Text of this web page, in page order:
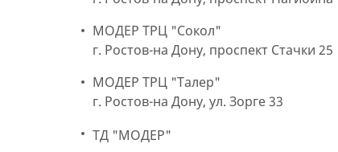
МОДЕР ТРЦ "Сокол"
г. Ростов-на Дону, проспект Стачки 25
МОДЕР ТРЦ "Талер"
г. Ростов-на Дону, ул. Зорге 33
ТД "МОДЕР"